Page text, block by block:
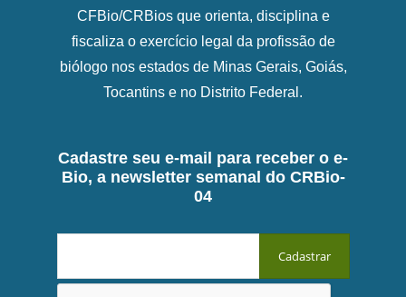
CFBio/CRBios que orienta, disciplina e
fiscaliza o exercício legal da profissão de
biólogo nos estados de Minas Gerais, Goiás,
Tocantins e no Distrito Federal.
Cadastre seu e-mail para receber o e-
Bio, a newsletter semanal do CRBio-
04